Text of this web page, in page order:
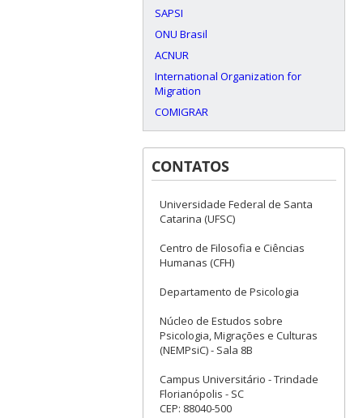
SAPSI
ONU Brasil
ACNUR
International Organization for
Migration
COMIGRAR
CONTATOS
Universidade Federal de Santa
Catarina (UFSC)
Centro de Filosofia e Ciências
Humanas (CFH)
Departamento de Psicologia
Núcleo de Estudos sobre
Psicologia, Migrações e Culturas
(NEMPsiC) - Sala 8B
Campus Universitário - Trindade
Florianópolis - SC
CEP: 88040-500